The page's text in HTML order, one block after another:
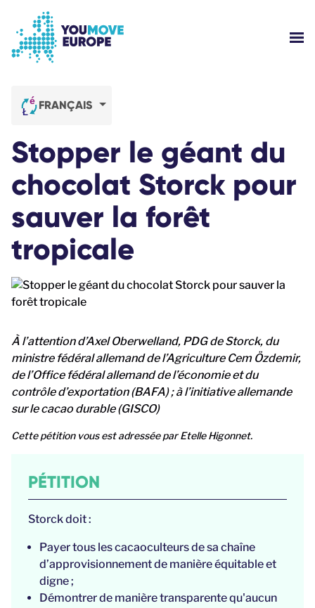
S'IDENTIFIER
AIDE
FRANÇAIS
Stopper le géant du
chocolat Storck pour
sauver la forêt
tropicale
À l’attention d’Axel Oberwelland, PDG de Storck, du
ministre fédéral allemand de l’Agriculture Cem Özdemir,
de l’Office fédéral allemand de l’économie et du
contrôle d’exportation (BAFA) ; à l’initiative allemande
sur le cacao durable (GISCO)
Cette pétition vous est adressée par Etelle Higonnet.
PÉTITION
Storck doit :
Payer tous les cacaoculteurs de sa chaîne
d’approvisionnement de manière équitable et
digne ;
Démontrer de manière transparente qu'aucun